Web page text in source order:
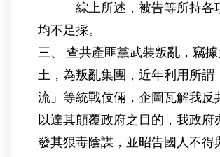
綜上所述，被告等所持各
均不足採。
三、 查共產匪黨武裝叛亂，竊據
土，為叛亂集團，近年利用所謂
流」等統戰伎倆，企圖瓦解我反
以達其顛覆政府之目的，我政府
發其狠毒陰謀，並昭告國人不得